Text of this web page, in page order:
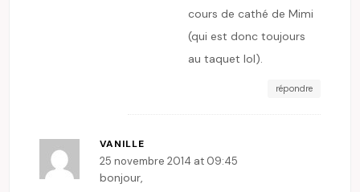
cours de cathé de Mimi
(qui est donc toujours
au taquet lol).
répondre
VANILLE
25 novembre 2014 at 09:45
bonjour,